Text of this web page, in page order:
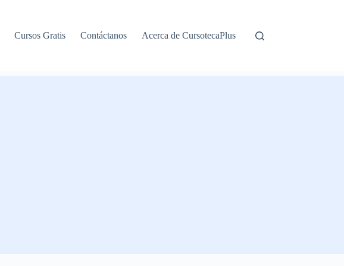
Cursos Gratis Contáctanos Acerca de CursotecaPlus